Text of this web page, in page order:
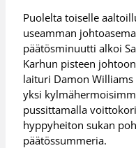
Puolelta toiselle
useamman
päätösminuutti alkoi
Karhun pisteen
laituri Damon
yksi
pussittamalla
hyppyheiton sukan
päätössummeria.